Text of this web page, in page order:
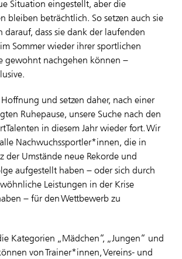
Situation eingestellt, aber die
bleiben beträchtlich. So setzen auch sie
darauf, dass sie dank der laufenden
Sommer wieder ihrer sportlichen
gewohnt nachgehen können –
und setzen daher, nach einer
Ruhepause, unsere Suche nach den
in diesem Jahr wieder fort. Wir
Nachwuchssportler*innen, die in
der Umstände neue Rekorde und
aufgestellt haben – oder sich durch
Leistungen in der Krise
– für den Wettbewerb zu
Kategorien „Mädchen“, „Jungen“ und
von Trainer*innen, Vereins- und